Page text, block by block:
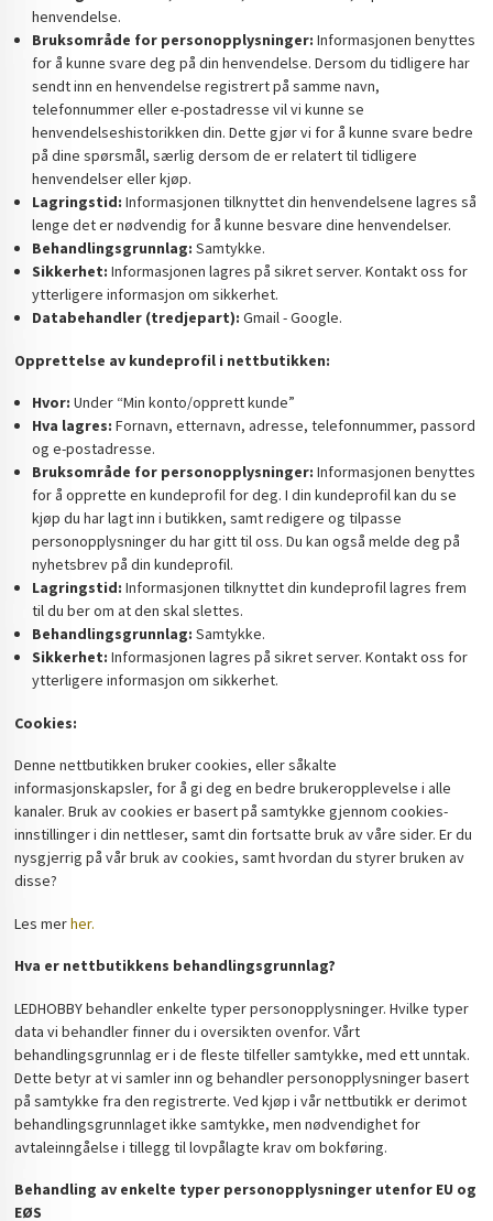
henvendelse.
Bruksområde for personopplysninger: Informasjonen benyttes
for å kunne svare deg på din henvendelse. Dersom du tidligere har
sendt inn en henvendelse registrert på samme navn,
telefonnummer eller e-postadresse vil vi kunne se
henvendelseshistorikken din. Dette gjør vi for å kunne svare bedre
på dine spørsmål, særlig dersom de er relatert til tidligere
henvendelser eller kjøp.
Lagringstid: Informasjonen tilknyttet din henvendelsene lagres så
lenge det er nødvendig for å kunne besvare dine henvendelser.
Behandlingsgrunnlag: Samtykke.
Sikkerhet: Informasjonen lagres på sikret server. Kontakt oss for
ytterligere informasjon om sikkerhet.
Databehandler (tredjepart): Gmail - Google.
Opprettelse av kundeprofil i nettbutikken:
Hvor: Under “Min konto/opprett kunde”
Hva lagres: Fornavn, etternavn, adresse, telefonnummer, passord
og e-postadresse.
Bruksområde for personopplysninger: Informasjonen benyttes
for å opprette en kundeprofil for deg. I din kundeprofil kan du se
kjøp du har lagt inn i butikken, samt redigere og tilpasse
personopplysninger du har gitt til oss. Du kan også melde deg på
nyhetsbrev på din kundeprofil.
Lagringstid: Informasjonen tilknyttet din kundeprofil lagres frem
til du ber om at den skal slettes.
Behandlingsgrunnlag: Samtykke.
Sikkerhet: Informasjonen lagres på sikret server. Kontakt oss for
ytterligere informasjon om sikkerhet.
Cookies:
Denne nettbutikken bruker cookies, eller såkalte
informasjonskapsler, for å gi deg en bedre brukeropplevelse i alle
kanaler. Bruk av cookies er basert på samtykke gjennom cookies-
innstillinger i din nettleser, samt din fortsatte bruk av våre sider. Er du
nysgjerrig på vår bruk av cookies, samt hvordan du styrer bruken av
disse?
Les merher.
Hva er nettbutikkens behandlingsgrunnlag?
LEDHOBBY behandler enkelte typer personopplysninger. Hvilke typer
data vi behandler finner du i oversikten ovenfor. Vårt
behandlingsgrunnlag er i de fleste tilfeller samtykke, med ett unntak.
Dette betyr at vi samler inn og behandler personopplysninger basert
på samtykke fra den registrerte. Ved kjøp i vår nettbutikk er derimot
behandlingsgrunnlaget ikke samtykke, men nødvendighet for
avtaleinngåelse i tillegg til lovpålagte krav om bokføring.
Behandling av enkelte typer personopplysninger utenfor EU og
EØS